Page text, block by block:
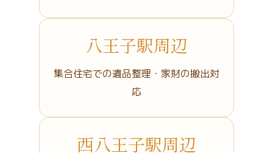
八王子駅周辺
集合住宅での遺品整理・家財の搬出対
応
西八王子駅周辺